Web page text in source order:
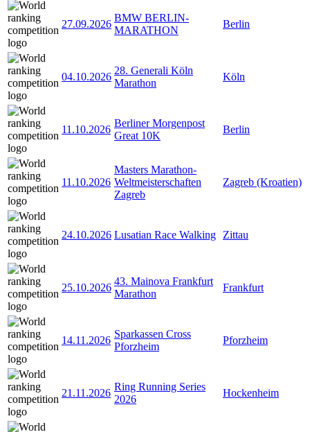
27.09.2026
BMW BERLIN-
MARATHON
Berlin
04.10.2026
28. Generali Köln
Marathon
Köln
11.10.2026
Berliner Morgenpost
Great 10K
Berlin
11.10.2026
Masters Marathon-
Weltmeisterschaften
Zagreb
Zagreb (Kroatien)
24.10.2026 Lusatian Race Walking Zittau
25.10.2026
43. Mainova Frankfurt
Marathon
Frankfurt
14.11.2026
Sparkassen Cross
Pforzheim
Pforzheim
21.11.2026
Ring Running Series
2026
Hockenheim